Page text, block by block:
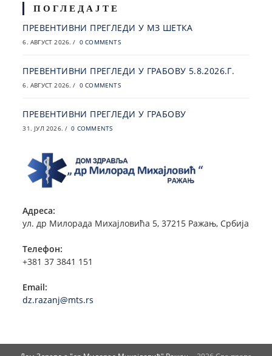
ПОГЛЕДАЈТЕ
ПРЕВЕНТИВНИ ПРЕГЛЕДИ У МЗ ШЕТКА
6. АВГУСТ 2026. / 0 COMMENTS
ПРЕВЕНТИВНИ ПРЕГЛЕДИ У ГРАБОВУ 5.8.2026.Г.
6. АВГУСТ 2026. / 0 COMMENTS
ПРЕВЕНТИВНИ ПРЕГЛЕДИ У ГРАБОВУ
31. ЈУЛ 2026. / 0 COMMENTS
Адреса:
ул. др Милорада Михајловића 5, 37215 Ражањ, Србија
Телефон:
+381 37 3841 151
Email:
dz.razanj@mts.rs